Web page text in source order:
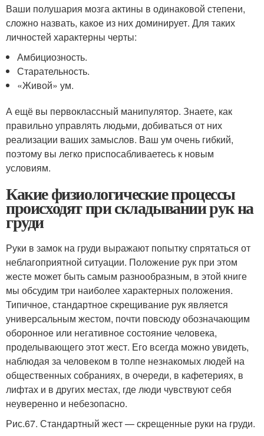
Ваши полушария мозга актины в одинаковой степени,
сложно назвать, какое из них доминирует. Для таких
личностей характерны черты:
Амбициозность.
Старательность.
«Живой» ум.
А ещё вы первоклассный манипулятор. Знаете, как
правильно управлять людьми, добиваться от них
реализации ваших замыслов. Ваш ум очень гибкий,
поэтому вы легко приспосабливаетесь к новым
условиям.
Какие физиологические процессы
происходят при складывании рук на
груди
Руки в замок на груди выражают попытку спрятаться от
неблагоприятной ситуации. Положение рук при этом
жесте может быть самым разнообразным, в этой книге
мы обсудим три наиболее характерных положения.
Типичное, стандартное скрещивание рук является
универсальным жестом, почти повсюду обозначающим
оборонное или негативное состояние человека,
проделывающего этот жест. Его всегда можно увидеть,
наблюдая за человеком в толпе незнакомых людей на
общественных собраниях, в очереди, в кафетериях, в
лифтах и в других местах, где люди чувствуют себя
неуверенно и небезопасно.
Рис.67. Стандартный жест — скрещенные руки на груди.